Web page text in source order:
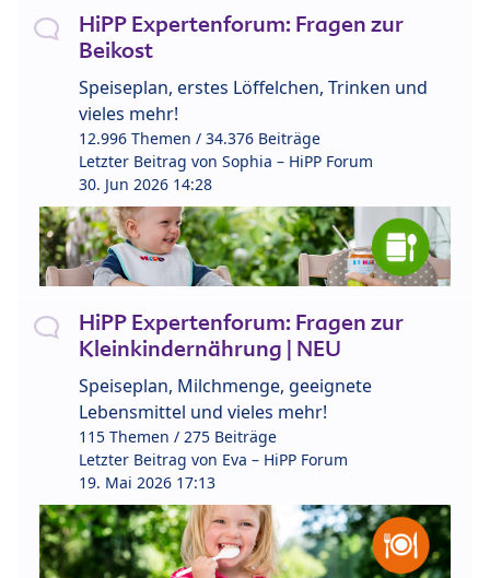
HiPP Expertenforum: Fragen zur
Beikost
Speiseplan, erstes Löffelchen, Trinken und
vieles mehr!
12.996 Themen / 34.376 Beiträge
Letzter Beitrag von Sophia – HiPP Forum
30. Jun 2026 14:28
HiPP Expertenforum: Fragen zur
Kleinkindernährung | NEU
Speiseplan, Milchmenge, geeignete
Lebensmittel und vieles mehr!
115 Themen / 275 Beiträge
Letzter Beitrag von Eva – HiPP Forum
19. Mai 2026 17:13